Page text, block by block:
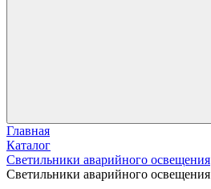
Главная
Каталог
Светильники аварийного освещения
Светильники аварийного освещения